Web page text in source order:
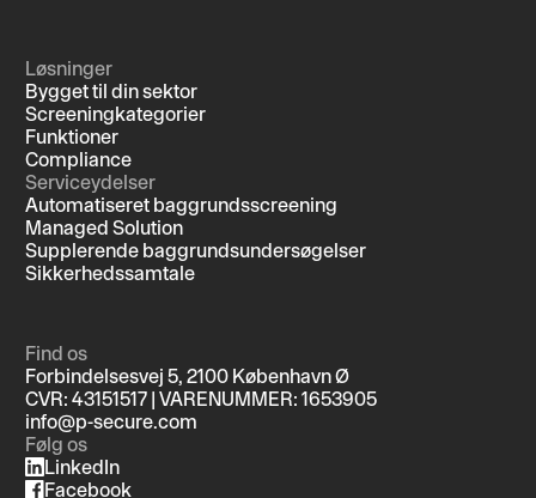
Løsninger
Bygget til din sektor
Screeningkategorier
Funktioner
Compliance
Serviceydelser
Automatiseret baggrundsscreening
Managed Solution
Supplerende baggrundsundersøgelser
Sikkerhedssamtale
Find os
Forbindelsesvej 5, 2100 København Ø
CVR: 43151517 | VARENUMMER: 1653905
info@p-secure.com
Følg os
LinkedIn
Facebook